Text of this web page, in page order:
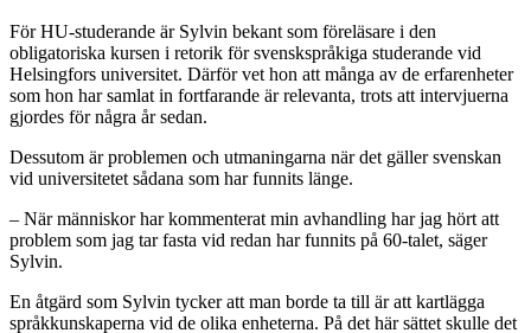
För HU-studerande är Sylvin bekant som föreläsare i den
obligatoriska kursen i retorik för svenskspråkiga studerande vid
Helsingfors universitet. Därför vet hon att många av de erfarenheter
som hon har samlat in fortfarande är relevanta, trots att intervjuerna
gjordes för några år sedan.
Dessutom är problemen och utmaningarna när det gäller svenskan
vid universitetet sådana som har funnits länge.
– När människor har kommenterat min avhandling har jag hört att
problem som jag tar fasta vid redan har funnits på 60-talet, säger
Sylvin.
En åtgärd som Sylvin tycker att man borde ta till är att kartlägga
språkkunskaperna vid de olika enheterna. På det här sättet skulle det